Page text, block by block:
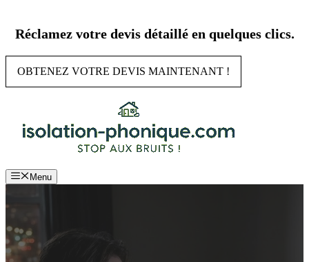
contenu
Réclamez votre devis détaillé en quelques clics.
OBTENEZ VOTRE DEVIS MAINTENANT !
Menu